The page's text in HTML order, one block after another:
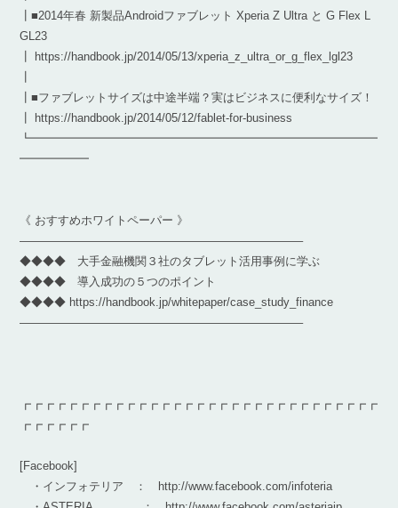
┃■2014年春 新製品Androidファブレット Xperia Z Ultra と G Flex L
GL23
┃ https://handbook.jp/2014/05/13/xperia_z_ultra_or_g_flex_lgl23
┃■ファブレットサイズは中途半端？実はビジネスに便利なサイズ！
┃ https://handbook.jp/2014/05/12/fablet-for-business
┗━━━━━━━━━━━━━━━━━━━━━━━━━━━━━━
━━━━━━
《 おすすめホワイトペーパー 》
————————————————————————–
◆◆◆◆ 大手金融機関３社のタブレット活用事例に学ぶ
◆◆◆◆ 導入成功の５つのポイント
◆◆◆◆ https://handbook.jp/whitepaper/case_study_finance
————————————————————————–
┏┏┏┏┏┏┏┏┏┏┏┏┏┏┏┏┏┏┏┏┏┏┏┏┏┏┏┏┏┏┏
┏┏┏┏┏┏
[Facebook]
・インフォテリア ： http://www.facebook.com/infoteria